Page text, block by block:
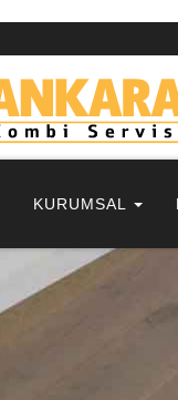
KURUMSAL